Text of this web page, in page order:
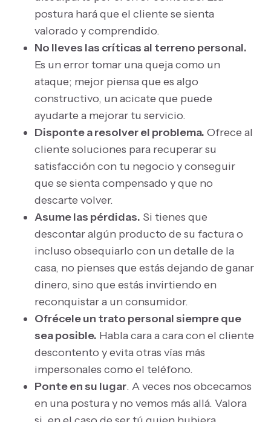
postura hará que el cliente se sienta
valorado y comprendido.
No lleves las críticas al terreno personal.
Es un error tomar una queja como un
ataque; mejor piensa que es algo
constructivo, un acicate que puede
ayudarte a mejorar tu servicio.
Disponte a resolver el problema. Ofrece al
cliente soluciones para recuperar su
satisfacción con tu negocio y conseguir
que se sienta compensado y que no
descarte volver.
Asume las pérdidas. Si tienes que
descontar algún producto de su factura o
incluso obsequiarlo con un detalle de la
casa, no pienses que estás dejando de ganar
dinero, sino que estás invirtiendo en
reconquistar a un consumidor.
Ofrécele un trato personal siempre que
sea posible. Habla cara a cara con el cliente
descontento y evita otras vías más
impersonales como el teléfono.
Ponte en su lugar. A veces nos obcecamos
en una postura y no vemos más allá. Valora